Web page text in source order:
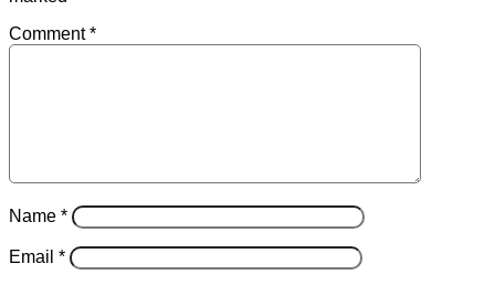
Comment*
Name *
Email *